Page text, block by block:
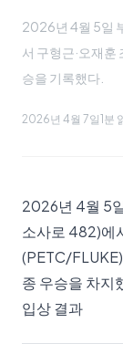
2026년 4월 5일
서 구형근·오재훈
승을 기록했다.
2026년 4월 7일1분
2026년 4월 5
소사로 482)에
(PETC/
종 우승을 차지
입상 결과